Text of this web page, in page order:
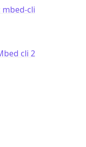
mbed-cli
cli 2